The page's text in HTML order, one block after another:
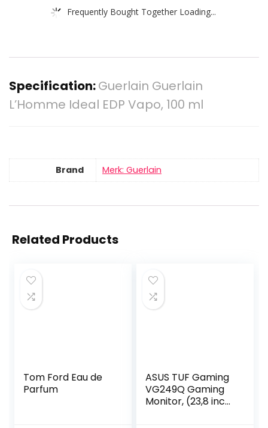
Frequently Bought Together Loading...
Specification:Guerlain Guerlain
L’Homme Ideal EDP Vapo, 100 ml
Brand Merk: Guerlain
Related Products
Tom Ford Eau de
Parfum
ASUS TUF Gaming
VG249Q Gaming
Monitor, (23,8 inch